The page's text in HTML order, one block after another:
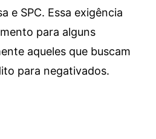
e SPC. Essa exigência
para alguns
aqueles que buscam
para negativados.